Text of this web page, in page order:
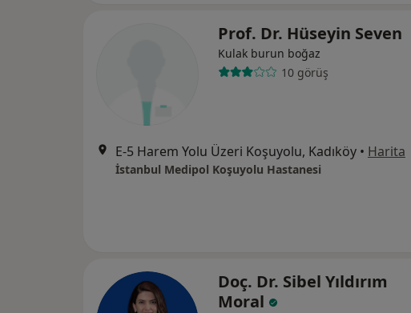
Prof. Dr. Hüseyin Seven
Kulak burun boğaz
10 görüş
E-5 Harem Yolu Üzeri Koşuyolu, Kadıköy • Harita
İstanbul Medipol Koşuyolu Hastanesi
Doç. Dr. Sibel Yıldırım
Moral